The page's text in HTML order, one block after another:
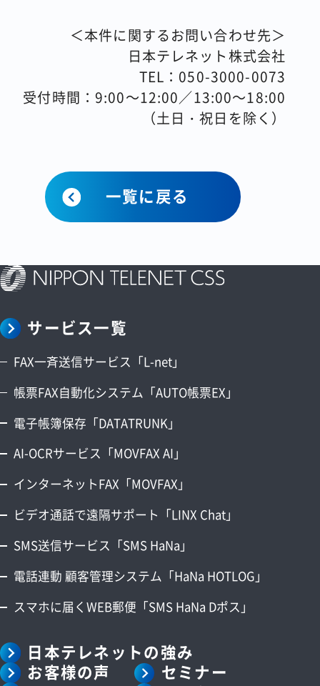
＜本件に関するお問い合わせ先＞
日本テレネット株式会社
TEL：050-3000-0073
受付時間：9:00～12:00／13:00～18:00
（土日・祝日を除く）
一覧に戻る
サービス一覧
FAX一斉送信サービス「L-net」
帳票FAX自動化システム「AUTO帳票EX」
電子帳簿保存「DATATRUNK」
AI-OCRサービス「MOVFAX AI」
インターネットFAX「MOVFAX」
ビデオ通話で遠隔サポート「LINX Chat」
SMS送信サービス「SMS HaNa」
電話連動 顧客管理システム「HaNa HOTLOG」
スマホに届くWEB郵便「SMS HaNa Dポス」
日本テレネットの強み
お客様の声
セミナー